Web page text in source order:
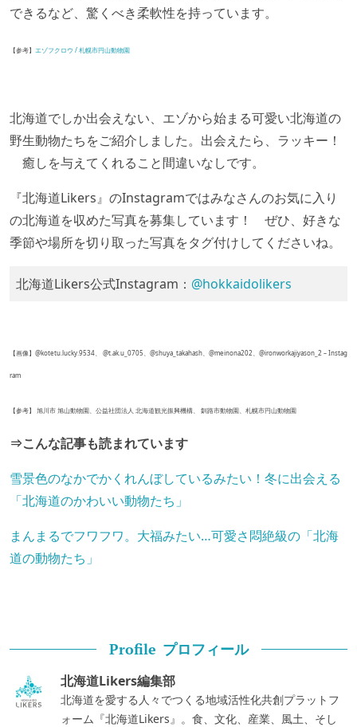
できるなど、驚くべき柔軟性を持っています。
【参考】 エゾフクロウ / 札幌市円山動物園
北海道でしか出会えない、エゾから始まる可愛い北海道の
野生動物たちをご紹介しました。出会えたら、ラッキー！
癒しを与えてくれること間違いなしです。
『北海道Likers』のInstagramではみなさんのお気に入り
の北海道を収めた写真を募集しています！ ぜひ、好きな
季節や場所を切り取った写真をタグ付けしてくださいね。
北海道Likers公式Instagram： @hokkaidolikers
【画像】@kotetu.lucky.9534、 @t.ak.u_0705、@shuya_takahash、@meinona202、@ironworkajiyason_2 – Instag
ram
【参考】 旭川市 旭山動物園、公益社団法人 北海道観光振興機構、 釧路市動物園、札幌市円山動物園
⇒こんな記事も読まれています
雪景色のなかでかくれんぼしているみたい！冬に出会える
「北海道のかわいい動物たち」
まんまるでフワフワ。大福みたい…可愛さ悶絶級の「北海
道の動物たち」
Profile プロフィール
北海道Likers編集部
北海道を愛する人々でつくる地域活性化共創プラットフ
ォーム『北海道Likers』。食、文化、産業、風土、そし